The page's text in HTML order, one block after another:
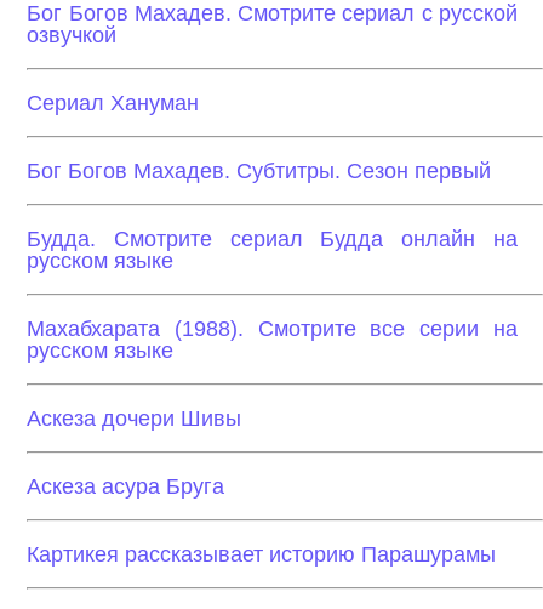
Бог Богов Махадев. Смотрите сериал с русской
озвучкой
Сериал Хануман
Бог Богов Махадев. Субтитры. Сезон первый
Будда. Смотрите сериал Будда онлайн на
русском языке
Махабхарата (1988). Смотрите все серии на
русском языке
Аскеза дочери Шивы
Аскеза асура Бруга
Картикея рассказывает историю Парашурамы